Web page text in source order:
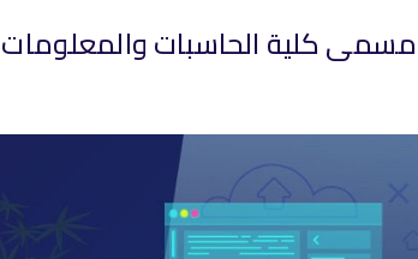
مسمي كلية الحاسبات والمعلومات